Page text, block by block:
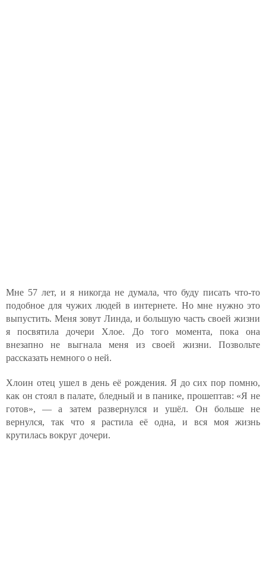
Мне 57 лет, и я никогда не думала, что буду писать что-то
подобное для чужих людей в интернете. Но мне нужно это
выпустить. Меня зовут Линда, и большую часть своей жизни
я посвятила дочери Хлое. До того момента, пока она
внезапно не выгнала меня из своей жизни. Позвольте
рассказать немного о ней.
Хлоин отец ушел в день её рождения. Я до сих пор помню,
как он стоял в палате, бледный и в панике, прошептав: «Я не
готов», — а затем развернулся и ушёл. Он больше не
вернулся, так что я растила её одна, и вся моя жизнь
крутилась вокруг дочери.